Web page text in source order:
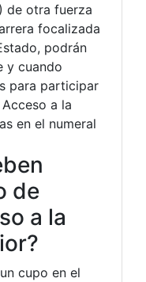
de otra fuerza
focalizada
podrán
y cuando
para participar
a la
en el numeral
de
a la
cupo en el